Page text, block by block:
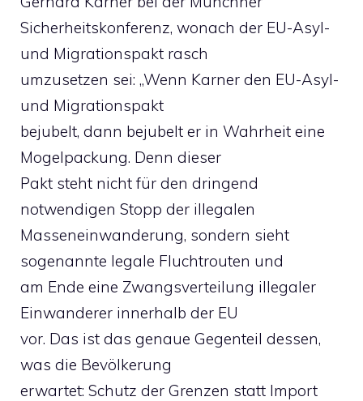
Sicherheitskonferenz, wonach der EU-Asyl-
und Migrationspakt rasch
umzusetzen sei: „Wenn Karner den EU-Asyl-
und Migrationspakt
bejubelt, dann bejubelt er in Wahrheit eine
Mogelpackung. Denn dieser
Pakt steht nicht für den dringend
notwendigen Stopp der illegalen
Masseneinwanderung, sondern sieht
sogenannte legale Fluchtrouten und
am Ende eine Zwangsverteilung illegaler
Einwanderer innerhalb der EU
vor. Das ist das genaue Gegenteil dessen,
was die Bevölkerung
erwartet: Schutz der Grenzen statt Import